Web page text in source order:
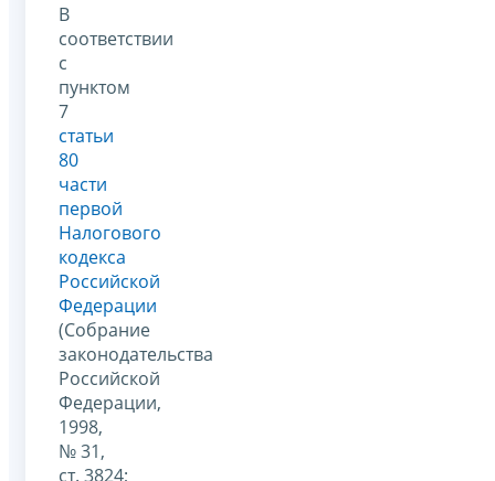
В
соответствии
с
пунктом
7
статьи
80
части
первой
Налогового
кодекса
Российской
Федерации
(Собрание
законодательства
Российской
Федерации,
1998,
№ 31,
ст. 3824;